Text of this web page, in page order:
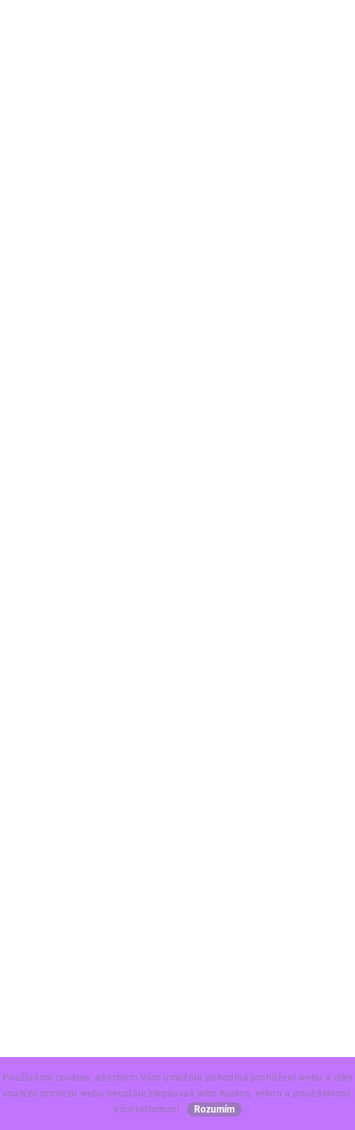
Používáme cookies, abychom Vám umožnili pohodlné prohlížení webu a díky
analýze provozu webu neustále zlepšovali jeho funkce, výkon a použitelnost.
Více informací
Rozumím